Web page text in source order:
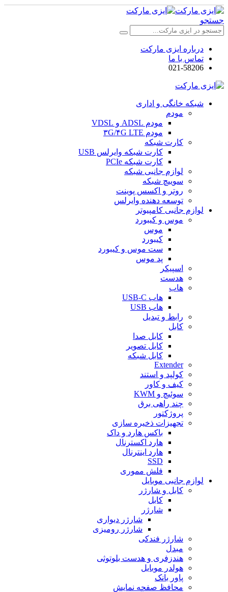
جستجو
درباره ایزی مارکت
تماس با ما
021-58206
شبکه خانگی و اداری
مودم
مودم ADSL و VDSL
مودم ۳G/۴G LTE
کارت شبکه
کارت شبکه وایرلس USB
کارت شبکه PCIe
لوازم جانبی شبکه
سوییچ شبکه
روتر و اکسس پوینت
توسعه دهنده وایرلس
لوازم جانبی کامپیوتر
موس و کیبورد
موس
کیبورد
ست موس و کیبورد
پد موس
اسپیکر
هدست
هاب
هاب USB-C
هاب USB
رابط و تبدیل
کابل
کابل صدا
کابل تصویر
کابل شبکه
Extender
کولپد و استند
کیف و کاور
سوئیچ و KWM
چند راهی برق
پروژکتور
تجهیزات ذخیره سازی
باکس هارد و داک
هارد اکسترنال
هارد اینترنال
SSD
فلش مموری
لوازم جانبی موبایل
کابل و شارژر
کابل
شارژر
شارژر دیواری
شارژر رومیزی
شارژر فندکی
مبدل
هندزفری و هدست بلوتوثی
هولدر موبایل
پاور بانک
محافظ صفحه نمایش